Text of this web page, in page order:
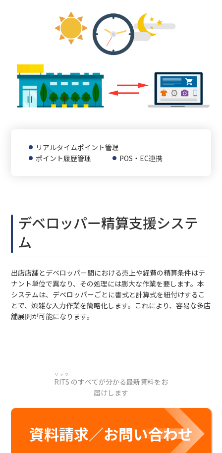
リアルタイムポイント管理
ポイント履歴管理
POS・EC連携
デベロッパー精算支援システ
ム
出店店舗とデベロッパー間における売上や経費の精算条件はテ
ナント単位で異なり、その処理には膨大な作業を要します。本
システムは、デベロッパーごとに書式と計算式を紐付けするこ
とで、煩雑な入力作業を簡略化します。これにより、容易な多店
舗展開が可能になります。
RITS
リッツ
届けします
資料請求／お問い合わせ